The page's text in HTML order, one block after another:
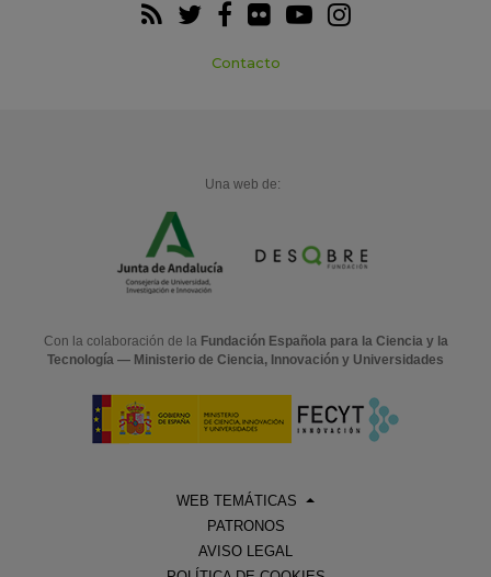
Contacto
Una web de:
Con la colaboración de la Fundación Española para la Ciencia y la
Tecnología — Ministerio de Ciencia, Innovación y Universidades
WEB TEMÁTICAS
PATRONOS
AVISO LEGAL